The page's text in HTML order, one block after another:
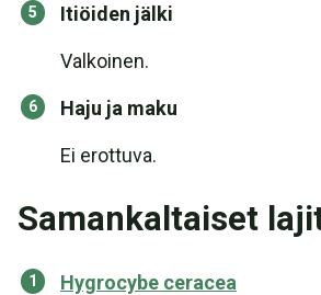
Itiöiden jälki
Valkoinen.
Haju ja maku
Ei erottuva.
Samankaltaiset
Hygrocybe ceracea